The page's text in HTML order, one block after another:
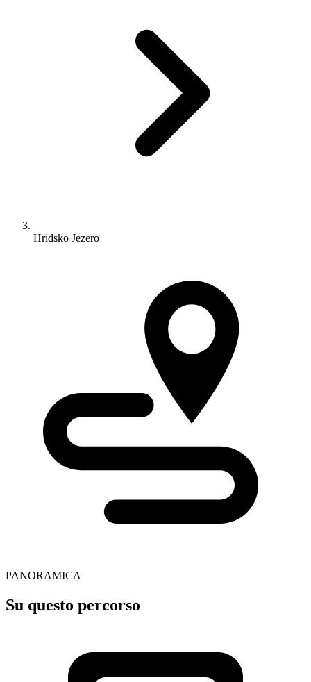
Hridsko Jezero
PANORAMICA
Su questo percorso